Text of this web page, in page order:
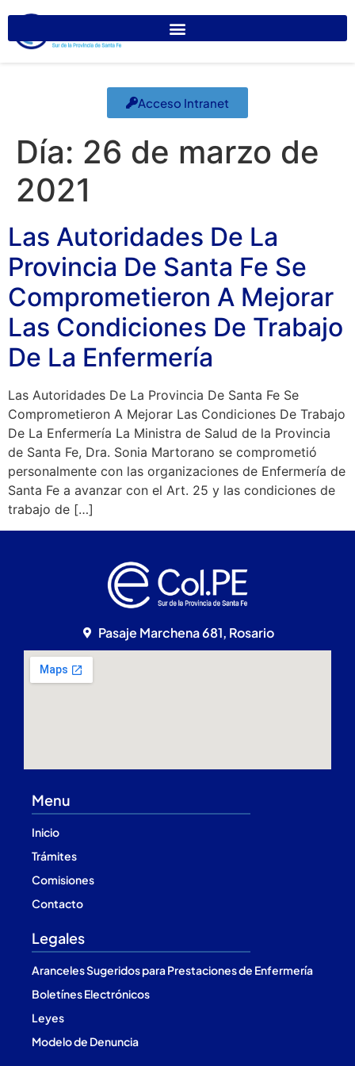
Acceso Intranet
Día: 26 de marzo de
2021
Las Autoridades De La
Provincia De Santa Fe Se
Comprometieron A Mejorar
Las Condiciones De Trabajo
De La Enfermería
Las Autoridades De La Provincia De Santa Fe Se
Comprometieron A Mejorar Las Condiciones De Trabajo
De La Enfermería La Ministra de Salud de la Provincia
de Santa Fe, Dra. Sonia Martorano se comprometió
personalmente con las organizaciones de Enfermería de
Santa Fe a avanzar con el Art. 25 y las condiciones de
trabajo de […]
Pasaje Marchena 681, Rosario
Menu
Inicio
Trámites
Comisiones
Contacto
Legales
Aranceles Sugeridos para Prestaciones de Enfermería
Boletínes Electrónicos
Leyes
Modelo de Denuncia